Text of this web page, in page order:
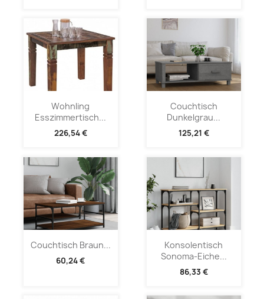
Wohnling
Esszimmertisch...
226,54 €
Couchtisch
Dunkelgrau...
125,21 €
Couchtisch Braun...
60,24 €
Konsolentisch
Sonoma-Eiche...
86,33 €